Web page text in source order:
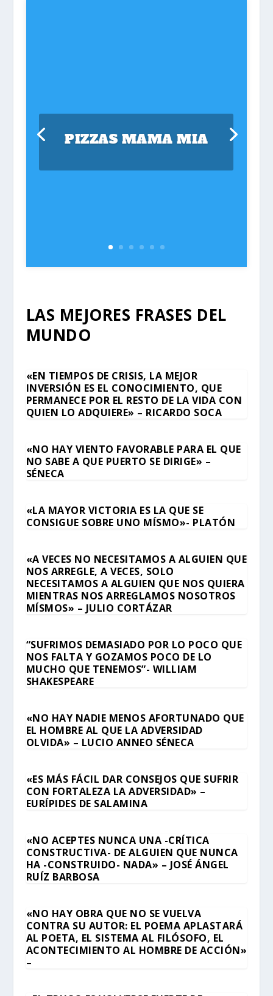
PIZZAS MAMA MIA
LAS MEJORES FRASES DEL
MUNDO
«EN TIEMPOS DE CRISIS, LA MEJOR
INVERSIÓN ES EL CONOCIMIENTO, QUE
PERMANECE POR EL RESTO DE LA VIDA CON
QUIEN LO ADQUIERE» – RICARDO SOCA
«NO HAY VIENTO FAVORABLE PARA EL QUE
NO SABE A QUE PUERTO SE DIRIGE» –
SÉNECA
«LA MAYOR VICTORIA ES LA QUE SE
CONSIGUE SOBRE UNO MÍSMO»- PLATÓN
«A VECES NO NECESITAMOS A ALGUIEN QUE
NOS ARREGLE, A VECES, SOLO
NECESITAMOS A ALGUIEN QUE NOS QUIERA
MIENTRAS NOS ARREGLAMOS NOSOTROS
MÍSMOS» – JULIO CORTÁZAR
“SUFRIMOS DEMASIADO POR LO POCO QUE
NOS FALTA Y GOZAMOS POCO DE LO
MUCHO QUE TENEMOS”- WILLIAM
SHAKESPEARE
«NO HAY NADIE MENOS AFORTUNADO QUE
EL HOMBRE AL QUE LA ADVERSIDAD
OLVIDA» – LUCIO ANNEO SÉNECA
«ES MÁS FÁCIL DAR CONSEJOS QUE SUFRIR
CON FORTALEZA LA ADVERSIDAD» –
EURÍPIDES DE SALAMINA
«NO ACEPTES NUNCA UNA -CRÍTICA
CONSTRUCTIVA- DE ALGUIEN QUE NUNCA
HA -CONSTRUIDO- NADA» – JOSÉ ÁNGEL
RUÍZ BARBOSA
«NO HAY OBRA QUE NO SE VUELVA
CONTRA SU AUTOR: EL POEMA APLASTARÁ
AL POETA, EL SISTEMA AL FILÓSOFO, EL
ACONTECIMIENTO AL HOMBRE DE ACCIÓN»
–